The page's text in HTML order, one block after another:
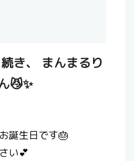
き、 まんまるり
😼✨
誕生日です🎂
い💕